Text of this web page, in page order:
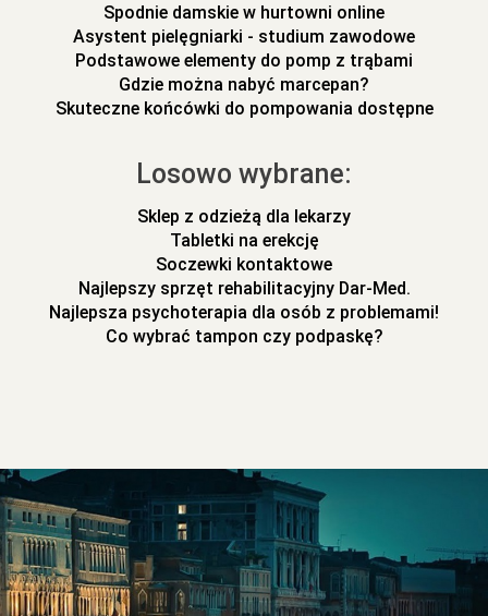
Spodnie damskie w hurtowni online
Asystent pielęgniarki - studium zawodowe
Podstawowe elementy do pomp z trąbami
Gdzie można nabyć marcepan?
Skuteczne końcówki do pompowania dostępne
Losowo wybrane:
Sklep z odzieżą dla lekarzy
Tabletki na erekcję
Soczewki kontaktowe
Najlepszy sprzęt rehabilitacyjny Dar-Med.
Najlepsza psychoterapia dla osób z problemami!
Co wybrać tampon czy podpaskę?